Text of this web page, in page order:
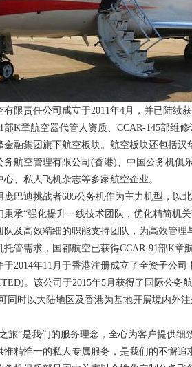
责任公司成立于2011年4月，并已陆续获
部K章航空器代管人资质、CCAR-145部维
金融集团旗下航空板块。航空板块还包括
务航空管理有限公司(香港)、中国公务机俱
、私人飞机杂志等多家航空企业。
迪挑战者605公务机作为主力机型，以
承“强化提升一线技术团队，优化精简机
及高效精细的职能支持团队，为高效管理
需求，国都航空已获得CCAR-91部K章
于2014年11月于香港注册成立了全资子公
。该公司于2015年5月获得了国际公务
同时以大陆地区及香港为基地开展境内外
”是我们的服务理念，全心为客户提供细
精惟一的私人专属服务，是我们的不懈追